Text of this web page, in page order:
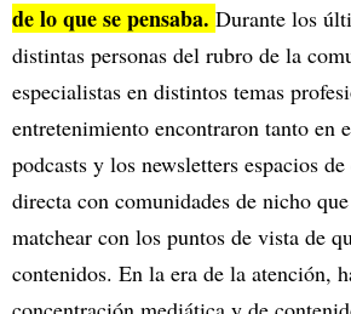
de lo que se pensaba. Durante los
distintas personas del rubro de la
especialistas en distintos temas
entretenimiento encontraron tanto en
podcasts y los newsletters espacios
directa con comunidades de nicho
matchear con los puntos de vista de
contenidos. En la era de la atención,